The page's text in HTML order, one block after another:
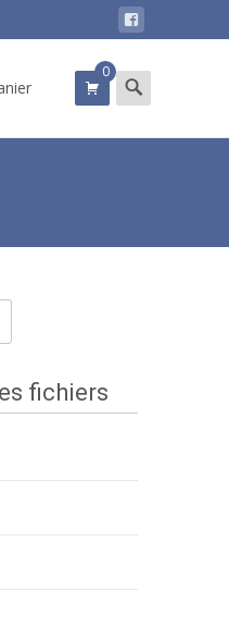
0 Search
for:
fichiers